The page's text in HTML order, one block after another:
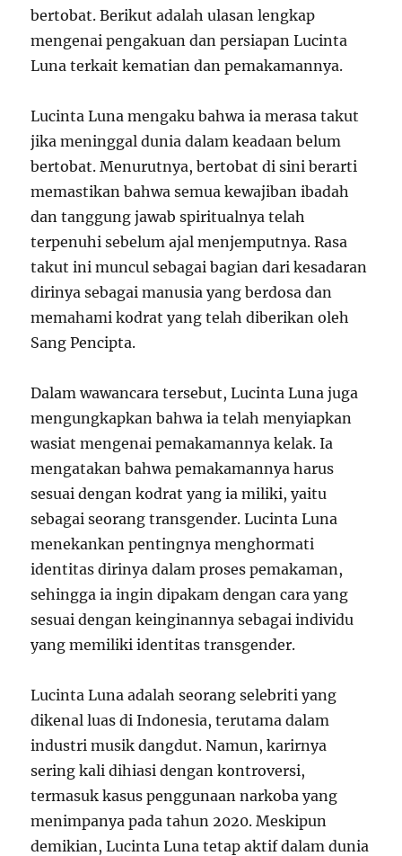
bertobat. Berikut adalah ulasan lengkap
mengenai pengakuan dan persiapan Lucinta
Luna terkait kematian dan pemakamannya.
Lucinta Luna mengaku bahwa ia merasa takut
jika meninggal dunia dalam keadaan belum
bertobat. Menurutnya, bertobat di sini berarti
memastikan bahwa semua kewajiban ibadah
dan tanggung jawab spiritualnya telah
terpenuhi sebelum ajal menjemputnya. Rasa
takut ini muncul sebagai bagian dari kesadaran
dirinya sebagai manusia yang berdosa dan
memahami kodrat yang telah diberikan oleh
Sang Pencipta.
Dalam wawancara tersebut, Lucinta Luna juga
mengungkapkan bahwa ia telah menyiapkan
wasiat mengenai pemakamannya kelak. Ia
mengatakan bahwa pemakamannya harus
sesuai dengan kodrat yang ia miliki, yaitu
sebagai seorang transgender. Lucinta Luna
menekankan pentingnya menghormati
identitas dirinya dalam proses pemakaman,
sehingga ia ingin dipakam dengan cara yang
sesuai dengan keinginannya sebagai individu
yang memiliki identitas transgender.
Lucinta Luna adalah seorang selebriti yang
dikenal luas di Indonesia, terutama dalam
industri musik dangdut. Namun, karirnya
sering kali dihiasi dengan kontroversi,
termasuk kasus penggunaan narkoba yang
menimpanya pada tahun 2020. Meskipun
demikian, Lucinta Luna tetap aktif dalam dunia